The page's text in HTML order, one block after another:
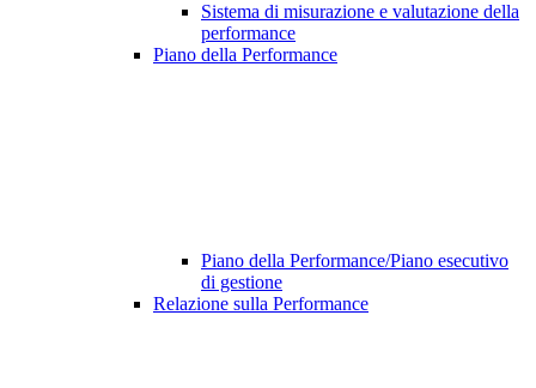
Sistema di misurazione e valutazione della
performance
Piano della Performance
Piano della Performance/Piano esecutivo
di gestione
Relazione sulla Performance